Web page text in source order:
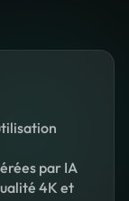
par IA
4K et